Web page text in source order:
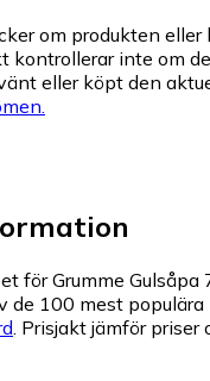
om produkten eller
kontrollerar inte om
eller köpt den
för Grumme Gulsåpa
de 100 mest populära
. Prisjakt jämför priser